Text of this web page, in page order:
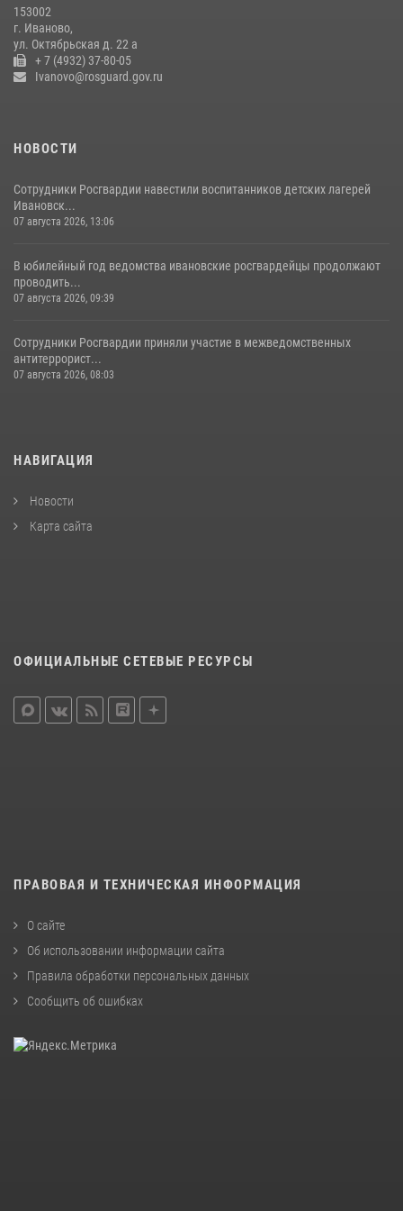
16 июля 2026, 08:32
153002
г. Иваново,
ул. Октябрьская д. 22 а
+ 7 (4932) 37-80-05
Ivanovo@rosguard.gov.ru
НОВОСТИ
Сотрудники Росгвардии навестили воспитанников детских лагерей
Ивановск...
07 августа 2026, 13:06
В юбилейный год ведомства ивановские росгвардейцы продолжают
проводить...
07 августа 2026, 09:39
Сотрудники Росгвардии приняли участие в межведомственных
антитеррорист...
07 августа 2026, 08:03
НАВИГАЦИЯ
Новости
Карта сайта
ОФИЦИАЛЬНЫЕ СЕТЕВЫЕ РЕСУРСЫ
ПРАВОВАЯ И ТЕХНИЧЕСКАЯ ИНФОРМАЦИЯ
О сайте
Об использовании информации сайта
Правила обработки персональных данных
Сообщить об ошибках